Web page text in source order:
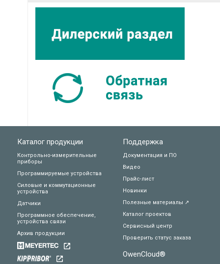
Каталог продукции
Контрольно-измерительные
приборы
Программируемые устройства
Силовые и коммутационные
устройства
Датчики
Программное обеспечение,
устройства связи
Архив продукции
Поддержка
Документация и ПО
Видео
Прайс-лист
Новинки
Полезные материалы ↗
Каталог проектов
Сервисный центр
Проверить статус заказа
OwenCloud®